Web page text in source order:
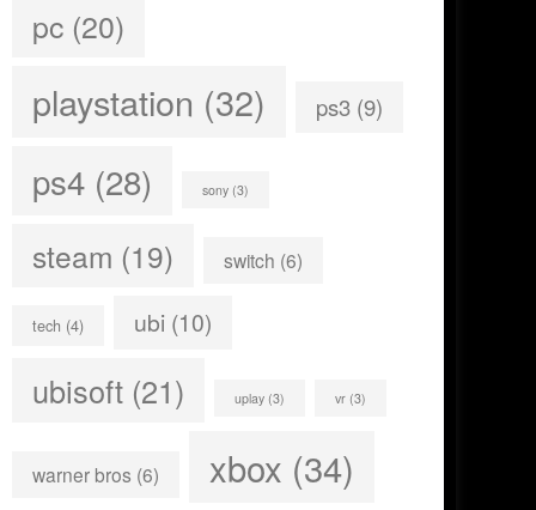
pc(20)
playstation (32) ps3(9)
ps4(28) sony(3)
steam (19) switch (6)
tech (4) ubi (10)
ubisoft(21) uplay(3) vr(3)
warner bros (6) xbox (34)